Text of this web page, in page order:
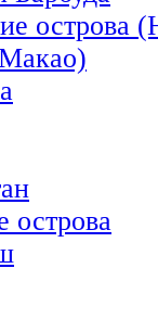
острова
острова